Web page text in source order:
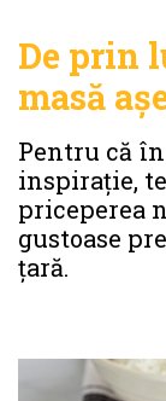
De prin
masă
Pentru că
inspirație,
priceperea
gustoase
țară.